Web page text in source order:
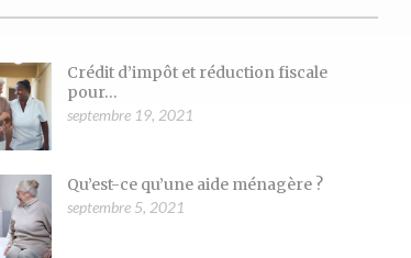
Crédit d’impôt et réduction fiscale
pour...
septembre 19, 2021
Qu’est-ce qu’une aide ménagère ?
septembre 5, 2021